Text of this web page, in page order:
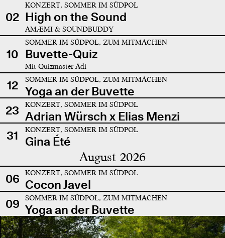
02
KONZERT, SOMMER IM SÜDPOL
High on the Sound
AMÆMI & SOUNDBUDDY
10
SOMMER IM SÜDPOL, ZUM MITMACHEN
Buvette-Quiz
Mit Quizmaster Adi
12 SOMMER IM SÜDPOL, ZUM MITMACHEN
Yoga an der Buvette
23
KONZERT, SOMMER IM SÜDPOL
Adrian Würsch x Elias Menzi
31
KONZERT, SOMMER IM SÜDPOL
Gina Été
August 2026
06 KONZERT, SOMMER IM SÜDPOL
Cocon Javel
09
SOMMER IM SÜDPOL, ZUM MITMACHEN
Yoga an der Buvette